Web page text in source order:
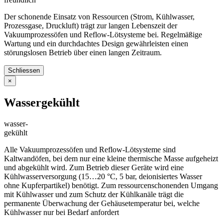
Der schonende Einsatz von Ressourcen (Strom, Kühlwasser,
Prozessgase, Druckluft) trägt zur langen Lebenszeit der
Vakuumprozessöfen und Reflow-Lötsysteme bei. Regelmäßige
Wartung und ein durchdachtes Design gewährleisten einen
störungslosen Betrieb über einen langen Zeitraum.
Schliessen
×
Wassergekühlt
wasser-
gekühlt
Alle Vakuumprozessöfen und Reflow-Lötsysteme sind
Kaltwandöfen, bei dem nur eine kleine thermische Masse aufgeheizt
und abgekühlt wird. Zum Betrieb dieser Geräte wird eine
Kühlwasserversorgung (15…20 °C, 5 bar, deionisiertes Wasser
ohne Kupferpartikel) benötigt. Zum ressourcenschonenden Umgang
mit Kühlwasser und zum Schutz der Kühlkanäle trägt die
permanente Überwachung der Gehäusetemperatur bei, welche
Kühlwasser nur bei Bedarf anfordert